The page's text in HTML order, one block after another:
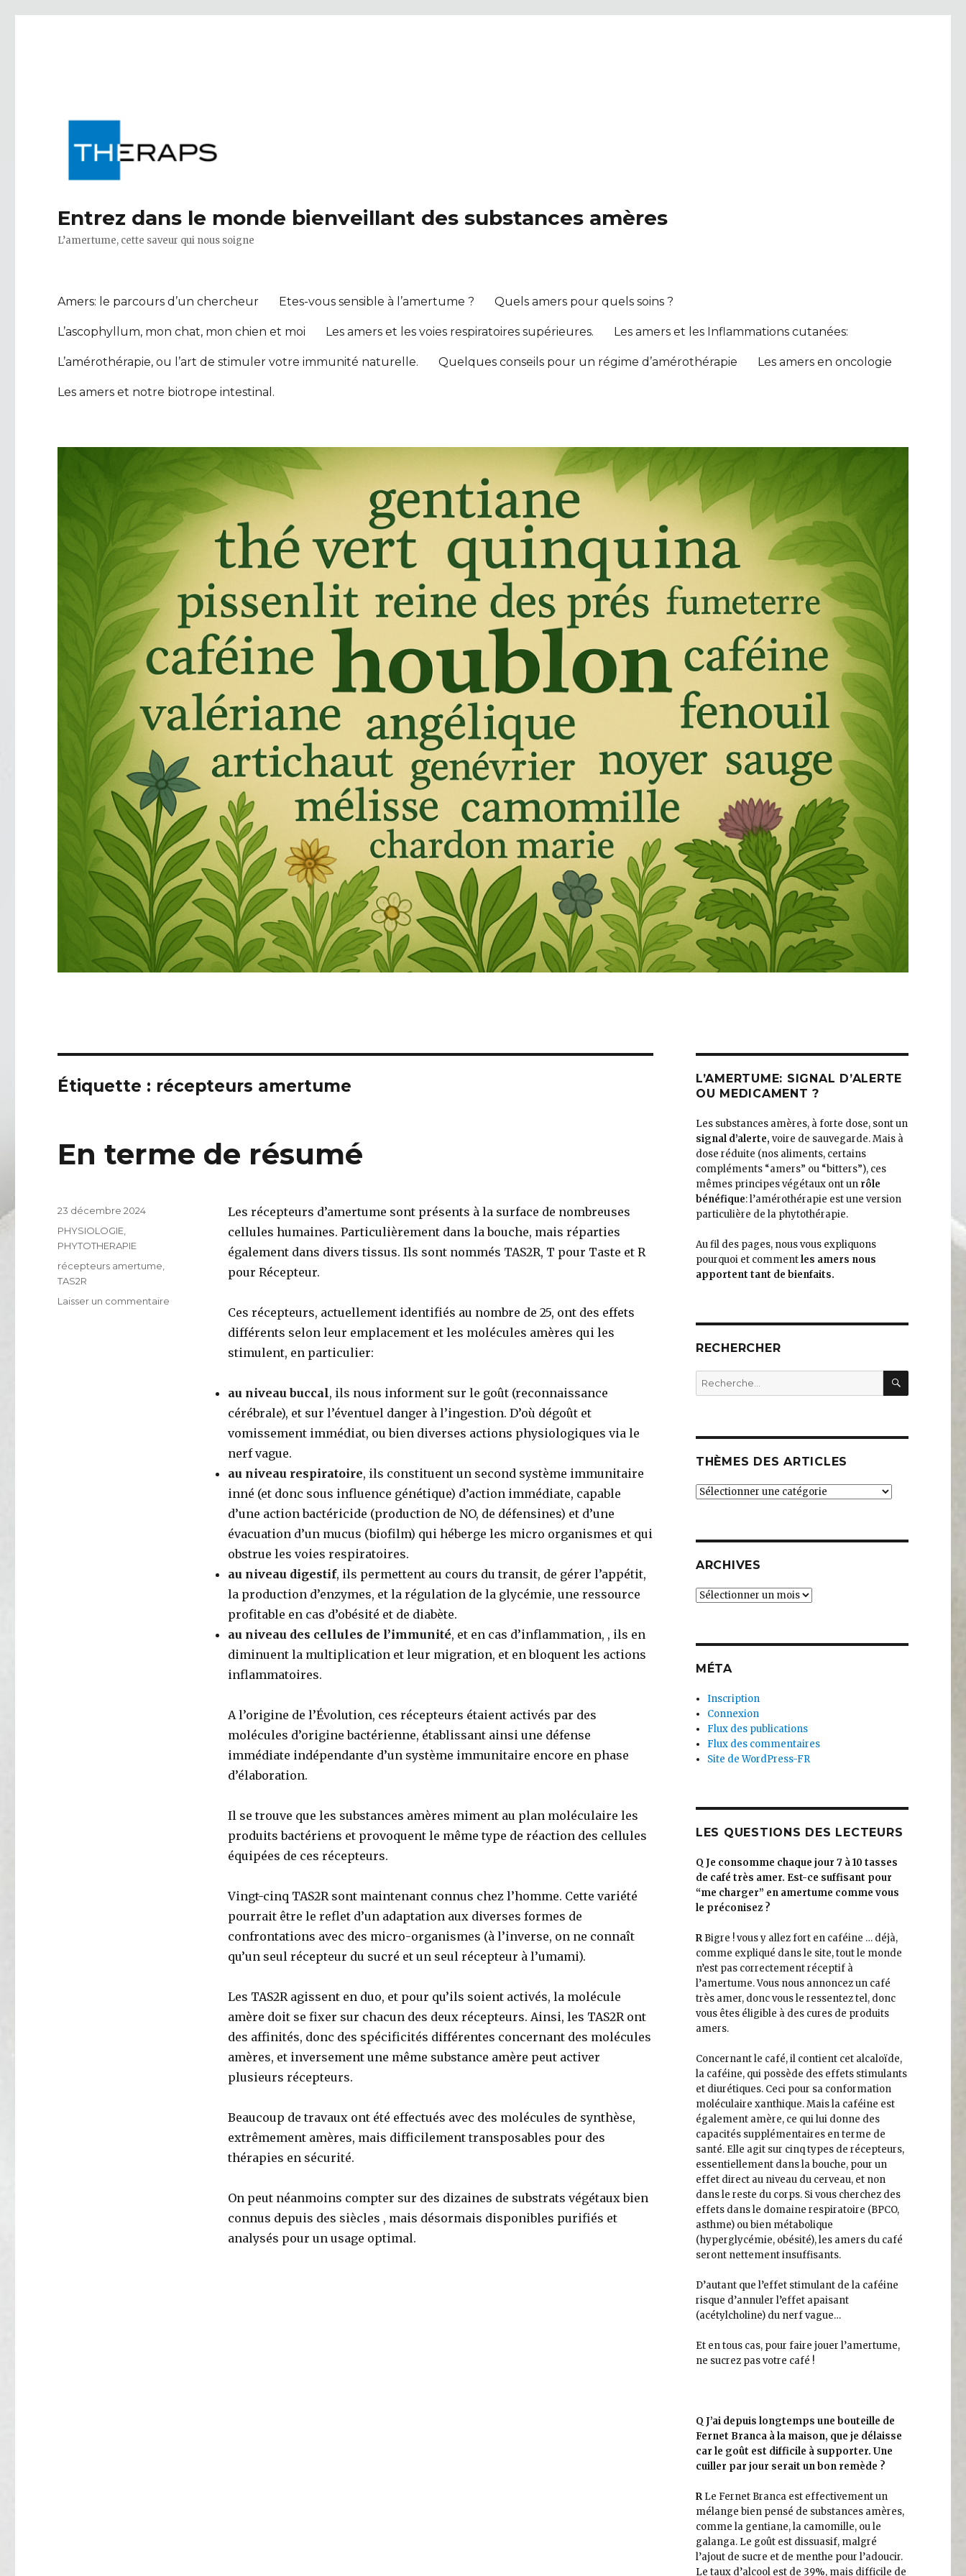
Entrez dans le monde bienveillant des substances amères
L’amertume, cette saveur qui nous soigne
Amers: le parcours d’un chercheur Etes-vous sensible à l’amertume ? Quels amers pour quels soins ?
L’ascophyllum, mon chat, mon chien et moi Les amers et les voies respiratoires supérieures. Les amers et les Inflammations cutanées:
L’amérothérapie, ou l’art de stimuler votre immunité naturelle. Quelques conseils pour un régime d’amérothérapie Les amers en oncologie
Les amers et notre biotrope intestinal.
Étiquette : récepteurs amertume
En terme de résumé
Les récepteurs d’amertume sont présents à la surface de nombreuses
cellules humaines. Particulièrement dans la bouche, mais réparties
également dans divers tissus. Ils sont nommés TAS2R, T pour Taste et R
pour Récepteur.
Ces récepteurs, actuellement identifiés au nombre de 25, ont des effets
différents selon leur emplacement et les molécules amères qui les
stimulent, en particulier:
au niveau buccal, ils nous informent sur le goût (reconnaissance
cérébrale), et sur l’éventuel danger à l’ingestion. D’où dégoût et
vomissement immédiat, ou bien diverses actions physiologiques via le
nerf vague.
au niveau respiratoire, ils constituent un second système immunitaire
inné (et donc sous influence génétique) d’action immédiate, capable
d’une action bactéricide (production de NO, de défensines) et d’une
évacuation d’un mucus (biofilm) qui héberge les micro organismes et qui
obstrue les voies respiratoires.
au niveau digestif, ils permettent au cours du transit, de gérer l’appétit,
la production d’enzymes, et la régulation de la glycémie, une ressource
profitable en cas d’obésité et de diabète.
au niveau des cellules de l’immunité, et en cas d’inflammation, , ils en
diminuent la multiplication et leur migration, et en bloquent les actions
inflammatoires.
A l’origine de l’Évolution, ces récepteurs étaient activés par des
molécules d’origine bactérienne, établissant ainsi une défense
immédiate indépendante d’un système immunitaire encore en phase
d’élaboration.
Il se trouve que les substances amères miment au plan moléculaire les
produits bactériens et provoquent le même type de réaction des cellules
équipées de ces récepteurs.
Vingt-cinq TAS2R sont maintenant connus chez l’homme. Cette variété
pourrait être le reflet d’un adaptation aux diverses formes de
confrontations avec des micro-organismes (à l’inverse, on ne connaît
qu’un seul récepteur du sucré et un seul récepteur à l’umami).
Les TAS2R agissent en duo, et pour qu’ils soient activés, la molécule
amère doit se fixer sur chacun des deux récepteurs. Ainsi, les TAS2R ont
des affinités, donc des spécificités différentes concernant des molécules
amères, et inversement une même substance amère peut activer
plusieurs récepteurs.
Beaucoup de travaux ont été effectués avec des molécules de synthèse,
extrêmement amères, mais difficilement transposables pour des
thérapies en sécurité.
On peut néanmoins compter sur des dizaines de substrats végétaux bien
connus depuis des siècles , mais désormais disponibles purifiés et
analysés pour un usage optimal.
Publié
le
23 décembre 2024
Catégories
PHYSIOLOGIE
PHYTOTHERAPIE
Étiquettes
récepteurs amertume
TAS2R
Laisser un commentaire
L’AMERTUME: SIGNAL D’ALERTE
OU MEDICAMENT ?
Les substances amères, à forte dose, sont un
signal d’alerte, voire de sauvegarde. Mais à
dose réduite (nos aliments, certains
compléments “amers” ou “bitters”), ces
mêmes principes végétaux ont unrôle
bénéfique: l’amérothérapie est une version
particulière de la phytothérapie.
Au fil des pages, nous vous expliquons
pourquoi et commentles amers nous
apportent tant de bienfaits.
RECHERCHER
Recherche
pour
THÈMES DES ARTICLES
THÈMES
ARCHIVES
Archives
MÉTA
Inscription
Connexion
Flux des publications
Flux des commentaires
Site de WordPress-FR
LES QUESTIONS DES LECTEURS
Q Je consomme chaque jour 7 à 10 tasses
de café très amer. Est-ce suffisant pour
“me charger” en amertume comme vous
le préconisez ?
RBigre ! vous y allez fort en caféine … déjà,
comme expliqué dans le site, tout le monde
n’est pas correctement réceptif à
l’amertume. Vous nous annoncez un café
très amer, donc vous le ressentez tel, donc
vous êtes éligible à des cures de produits
amers.
Concernant le café, il contient cet alcaloïde,
la caféine, qui possède des effets stimulants
et diurétiques. Ceci pour sa conformation
moléculaire xanthique. Mais la caféine est
également amère, ce qui lui donne des
capacités supplémentaires en terme de
santé. Elle agit sur cinq types de récepteurs,
essentiellement dans la bouche, pour un
effet direct au niveau du cerveau, et non
dans le reste du corps. Si vous cherchez des
effets dans le domaine respiratoire (BPCO,
asthme) ou bien métabolique
(hyperglycémie, obésité), les amers du café
seront nettement insuffisants.
D’autant que l’effet stimulant de la caféine
risque d’annuler l’effet apaisant
(acétylcholine) du nerf vague…
Et en tous cas, pour faire jouer l’amertume,
ne sucrez pas votre café !
Q J’ai depuis longtemps une bouteille de
Fernet Branca à la maison, que je délaisse
car le goût est difficile à supporter. Une
cuiller par jour serait un bon remède ?
RLe Fernet Branca est effectivement un
mélange bien pensé de substances amères,
comme la gentiane, la camomille, ou le
galanga. Le goût est dissuasif, malgré
l’ajout de sucre et de menthe pour l’adoucir.
Le taux d’alcool est de 39%, mais difficile de